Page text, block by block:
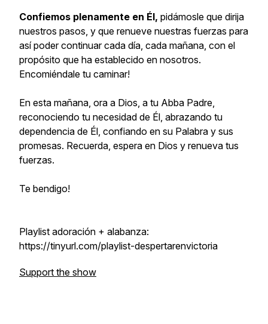
Confiemos plenamente en Él, pidámosle que dirija
nuestros pasos, y que renueve nuestras fuerzas para
así poder continuar cada día, cada mañana, con el
propósito que ha establecido en nosotros.
Encomiéndale tu caminar!
En esta mañana, ora a Dios, a tu Abba Padre,
reconociendo tu necesidad de Él, abrazando tu
dependencia de Él, confiando en su Palabra y sus
promesas. Recuerda, espera en Dios y renueva tus
fuerzas.
Te bendigo!
Playlist adoración + alabanza:
https://tinyurl.com/playlist-despertarenvictoria
Support the show